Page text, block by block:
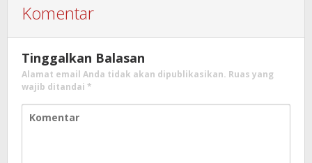
Komentar
Tinggalkan Balasan
Alamat email Anda tidak akan dipublikasikan. Ruas yang
wajib ditandai *